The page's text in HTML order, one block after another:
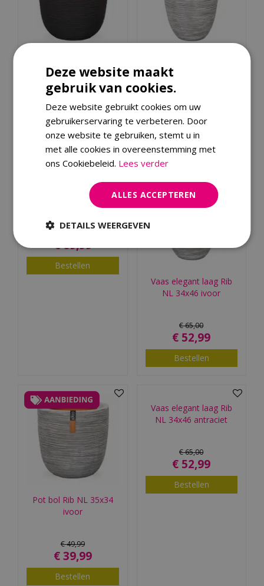
zwart
€49,99
€39,99
Bestellen
NL 46x58 ivoor
€129,00
€109,00
Bestellen
Pot vierkant Rib NL
40x40x40 antraciet
€69,99
Bestellen
Vaas elegant laag Rib
NL 34x46 ivoor
€65,00
€ 52,99
Bestellen
Pot bol Rib NL 35x34
ivoor
€49,99
€ 39,99
Bestellen
Vaas elegant laag Rib
NL 34x46 antraciet
€65,00
€ 52,99
Bestellen
Deze website maakt
gebruik van cookies.
Deze website gebruikt cookies om uw
gebruikerservaring te verbeteren. Door
onze website te gebruiken, stemt u in
met alle cookies in overeenstemming met
ons Cookiebeleid. Lees verder
ALLES ACCEPTEREN
DETAILS WEERGEVEN